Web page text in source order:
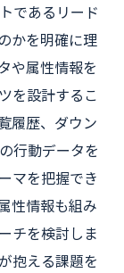
であるリード
かを明確に理
や属性情報を
を設計するこ
履歴、ダウン
行動データを
マを把握でき
性情報も組み
チを検討しま
抱える課題を